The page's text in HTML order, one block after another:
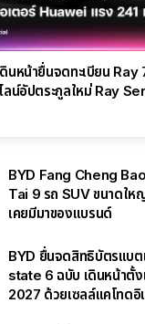
นหน้ายื่นจดทะเบียน Ray
ลน์อัปตระกูลใหม่ Ray
BYD Fang Cheng
Tai 9 รถ SUV ขนาดให
เคยมีมาของแบรนด์
BYD ยื่นจดสิทธิบัตรแบ
state 6 ฉบับ เดินหน้าตั้ง
2027 ด้วยเซลล์แคโทดอิ